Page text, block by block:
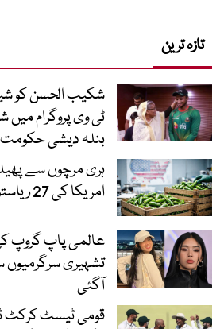
تازہ ترین
شکیب الحسن کو
ٹی وی پروگرام
بنلہ دیشی حکومت
ہری مرچوں سے
امریکا کی 27 ریاستوں کو لپیٹ میں لے لیا
عالمی پاپ گروپ کی
تشہیری
آگئی
قومی ٹیسٹ کرکٹ